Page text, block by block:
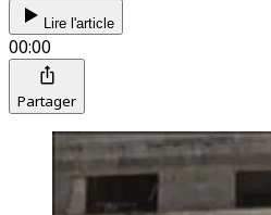
Lire l'article
00:00
Partager